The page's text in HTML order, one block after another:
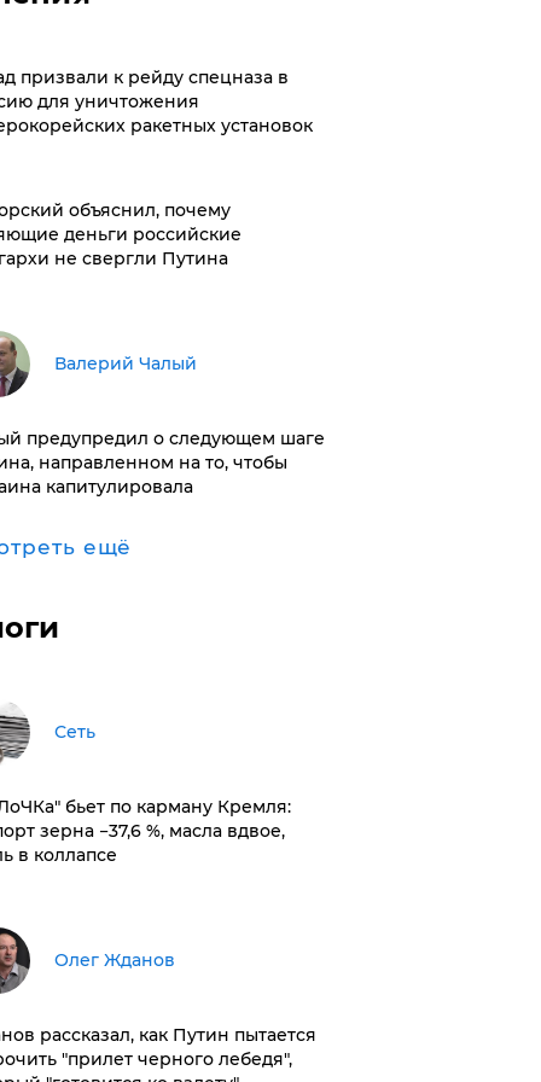
призвали к рейду спецназа в
для уничтожения
ракетных установок
объяснил, почему
деньги российские
не свергли Путина
Валерий Чалый
предупредил о следующем шаге
направленном на то, чтобы
капитулировала
ещё
Сеть
бьет по карману Кремля:
зерна −37,6 %, масла вдвое,
в коллапсе
Олег Жданов
рассказал, как Путин пытается
"прилет черного лебедя",